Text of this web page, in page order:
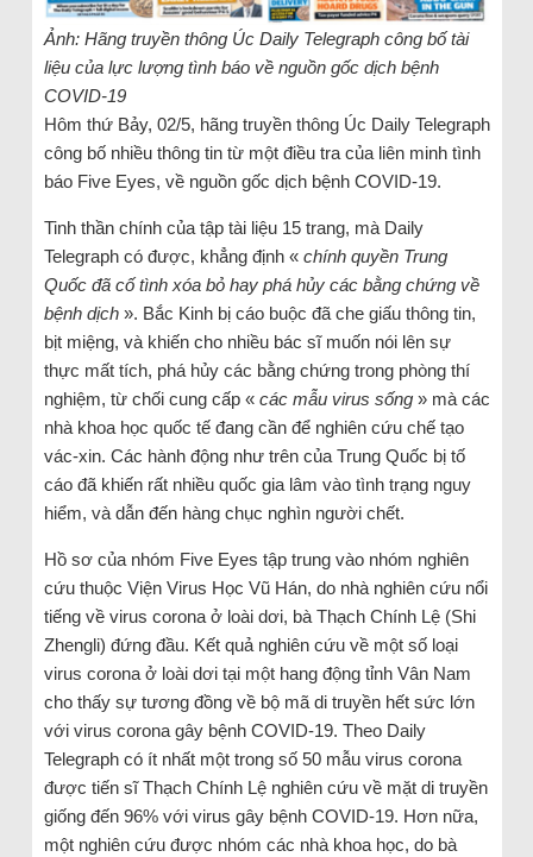
Ảnh: Hãng truyền thông Úc Daily Telegraph công bố tài
liệu của lực lượng tình báo về nguồn gốc dịch bệnh
COVID-19
Hôm thứ Bảy, 02/5, hãng truyền thông Úc Daily Telegraph
công bố nhiều thông tin từ một điều tra của liên minh tình
báo Five Eyes, về nguồn gốc dịch bệnh COVID-19.
Tinh thần chính của tập tài liệu 15 trang, mà Daily
Telegraph có được, khẳng định « chính quyền Trung
Quốc đã cố tình xóa bỏ hay phá hủy các bằng chứng về
bệnh dịch». Bắc Kinh bị cáo buộc đã che giấu thông tin,
bịt miệng, và khiến cho nhiều bác sĩ muốn nói lên sự
thực mất tích, phá hủy các bằng chứng trong phòng thí
nghiệm, từ chối cung cấp « các mẫu virus sống» mà các
nhà khoa học quốc tế đang cần để nghiên cứu chế tạo
vác-xin. Các hành động như trên của Trung Quốc bị tố
cáo đã khiến rất nhiều quốc gia lâm vào tình trạng nguy
hiểm, và dẫn đến hàng chục nghìn người chết.
Hồ sơ của nhóm Five Eyes tập trung vào nhóm nghiên
cứu thuộc Viện Virus Học Vũ Hán, do nhà nghiên cứu nổi
tiếng về virus corona ở loài dơi, bà Thạch Chính Lệ (Shi
Zhengli) đứng đầu. Kết quả nghiên cứu về một số loại
virus corona ở loài dơi tại một hang động tỉnh Vân Nam
cho thấy sự tương đồng về bộ mã di truyền hết sức lớn
với virus corona gây bệnh COVID-19. Theo Daily
Telegraph có ít nhất một trong số 50 mẫu virus corona
được tiến sĩ Thạch Chính Lệ nghiên cứu về mặt di truyền
giống đến 96% với virus gây bệnh COVID-19. Hơn nữa,
một nghiên cứu được nhóm các nhà khoa học, do bà